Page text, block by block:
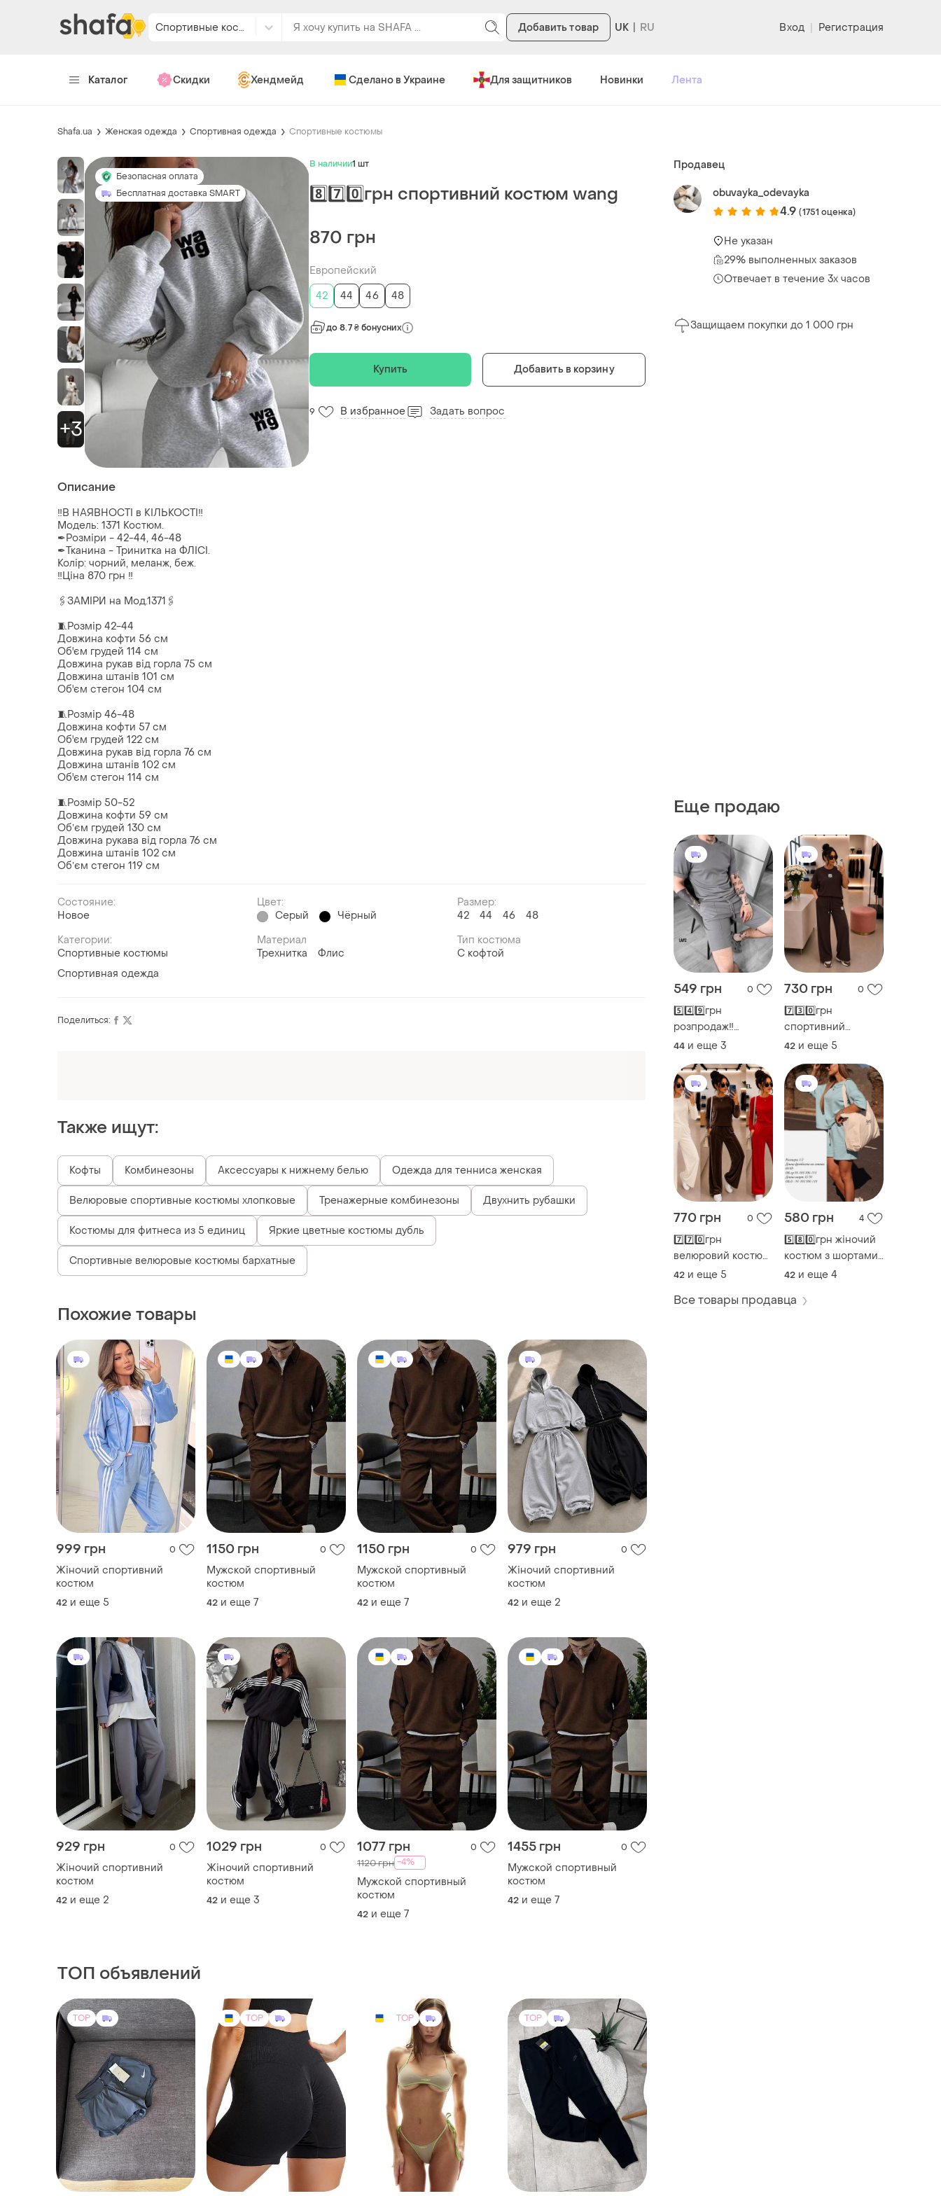
Спортивные костюмы Добавить товар UK Вход | Регистрация
Каталог Скидки Хендмейд Сделано в Украине Для защитников Новинки Лента
Shafa.ua Женская одежда Спортивная одежда Спортивные костюмы
+3
Безопасная оплата
Бесплатная доставка SMART
В наличии1 шт
8️⃣7️⃣0️⃣грн спортивний костюм wang
870 грн
Европейский
42
44 46 48
до 8.7 ₴ бонусних
Купить Добавить в корзину
9 В избранное Задать вопрос
Описание
‼️В НАЯВНОСТІ в КІЛЬКОСТІ‼️
Модель: 1371 Костюм.
✒Розміри - 42-44, 46-48
✒Тканина - Тринитка на ФЛІСІ.
Колір: чорний, меланж, беж.
‼️Ціна 870 грн ‼️
🖇ЗАМІРИ на Мод.1371🖇
🧵Розмір 42-44
Довжина кофти 56 см
Об'єм грудей 114 см
Довжина рукав від горла 75 см
Довжина штанів 101 см
Об'єм стегон 104 см
🧵Розмір 46-48
Довжина кофти 57 см
Об'єм грудей 122 см
Довжина рукав від горла 76 см
Довжина штанів 102 см
Об'єм стегон 114 см
🧵Розмір 50-52
Довжина кофти 59 см
Обʼєм грудей 130 см
Довжина рукава від горла 76 см
Довжина штанів 102 см
Обʼєм стегон 119 см
Состояние:
Новое
Цвет:
Серый
Чёрный
Размер:
42
44 46
48
Категории:
Спортивные костюмы
Спортивная одежда
Материал
Трехнитка
Флис
Тип костюма
С кофтой
Продавец
obuvayka_odevayka
4.9 (1751 оценка)
Не указан
29% выполненных заказов
Отвечает в течение 3х часов
Защищаем покупки до 1 000 грн
Еще продаю
549 грн 0
5️⃣4️⃣9️⃣грн
розпродаж‼️
чоловічий костюм
шорти + футболка
44 и еще 3
730 грн 0
7️⃣3️⃣0️⃣грн
спортивний
костюм жіночий
оверсайз
42 и еще 5
770 грн 0
7️⃣7️⃣0️⃣грн
велюровий костюм
жіночий
42 и еще 5
580 грн 4
5️⃣8️⃣0️⃣грн жіночий
костюм з шортами
футболка + шорти
оверсайз
42 и еще 4
Все товары продавца
Поделиться:
Также ищут:
Кофты Комбинезоны Аксессуары к нижнему белью Одежда для тенниса женская
Велюровые спортивные костюмы хлопковые Тренажерные комбинезоны Двухнить рубашки
Костюмы для фитнеса из 5 единиц Яркие цветные костюмы дубль
Спортивные велюровые костюмы бархатные
Похожие товары
999 грн 0
Жіночий спортивний
костюм
42 и еще 5
1150 грн 0
Мужской спортивный
костюм
42 и еще 7
1150 грн 0
Мужской спортивный
костюм
42 и еще 7
979 грн 0
Жіночий спортивний
костюм
42 и еще 2
929 грн 0
Жіночий спортивний
костюм
42 и еще 2
1029 грн 0
Жіночий спортивний
костюм
42 и еще 3
1077 грн 0
1120 грн -4%
Мужской спортивный
костюм
42 и еще 7
1455 грн 0
Мужской спортивный
костюм
42 и еще 7
ТОП объявлений
TOP TOP TOP TOP